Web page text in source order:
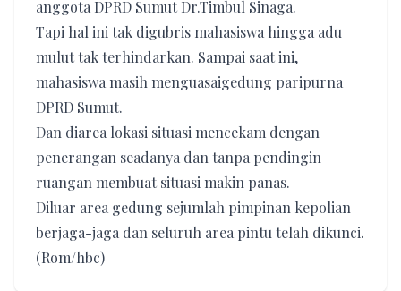
anggota DPRD Sumut Dr.Timbul Sinaga.
Tapi hal ini tak digubris mahasiswa hingga adu
mulut tak terhindarkan. Sampai saat ini,
mahasiswa masih menguasaigedung paripurna
DPRD Sumut.
Dan diarea lokasi situasi mencekam dengan
penerangan seadanya dan tanpa pendingin
ruangan membuat situasi makin panas.
Diluar area gedung sejumlah pimpinan kepolian
berjaga-jaga dan seluruh area pintu telah dikunci.
(Rom/hbc)